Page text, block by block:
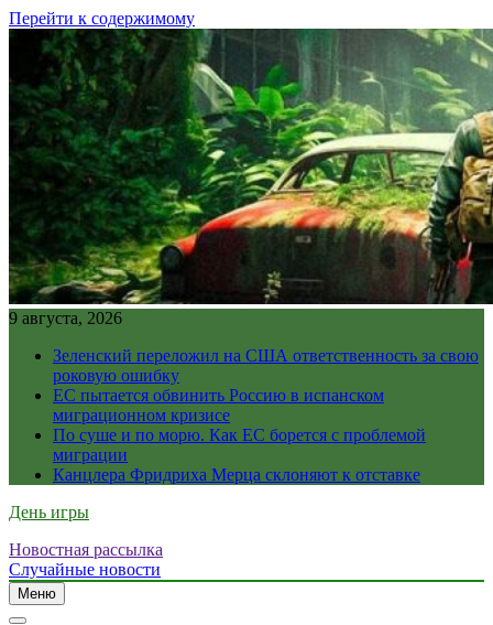
Перейти к содержимому
9 августа, 2026
Зеленский переложил на США ответственность за свою
роковую ошибку
ЕС пытается обвинить Россию в испанском
миграционном кризисе
По суше и по морю. Как ЕС борется с проблемой
миграции
Канцлера Фридриха Мерца склоняют к отставке
День игры
Новостная рассылка
Случайные новости
Меню